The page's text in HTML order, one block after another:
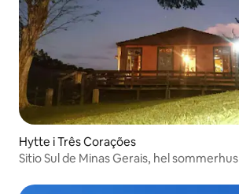
Hytte i Três Corações
Sitio Sul de Minas Gerais, hel sommerhus